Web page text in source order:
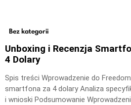
Bez kategorii
Unboxing i Recenzja
4 Dolary
Spis treści Wprowadzenie do
smartfona za 4 dolary Analiza
i wnioski Podsumowanie